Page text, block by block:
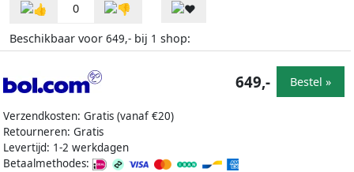
0
Beschikbaar voor 649,- bij 1 shop:
Verzendkosten: Gratis (vanaf €20)
Retourneren: Gratis
Levertijd: 1-2 werkdagen
Betaalmethodes:
649,- Bestel »